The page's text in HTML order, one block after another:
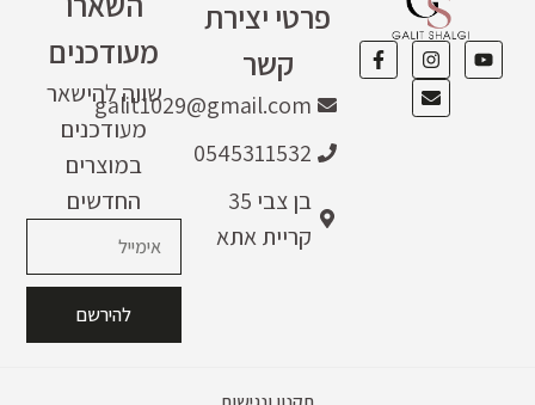
פרטי יצירת
קשר
galit1029@gmail.com
0545311532
בן צבי 35
קריית אתא
מעודכנים
שווה להישאר
מעודכנים
במוצרים
החדשים
להירשם